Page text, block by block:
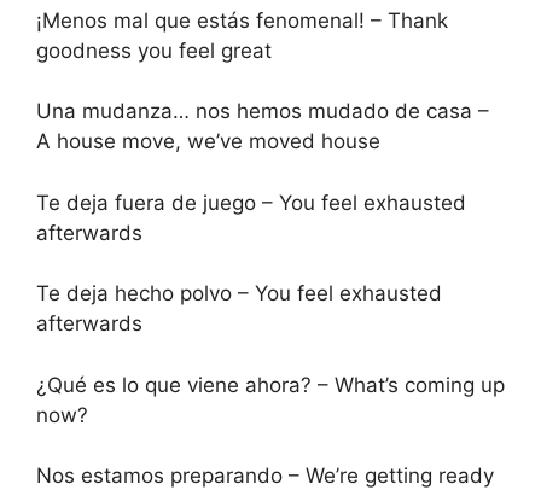
¡Menos mal que estás fenomenal! – Thank
goodness you feel great
Una mudanza… nos hemos mudado de casa –
A house move, we’ve moved house
Te deja fuera de juego – You feel exhausted
afterwards
Te deja hecho polvo – You feel exhausted
afterwards
¿Qué es lo que viene ahora? – What’s coming up
now?
Nos estamos preparando – We’re getting ready